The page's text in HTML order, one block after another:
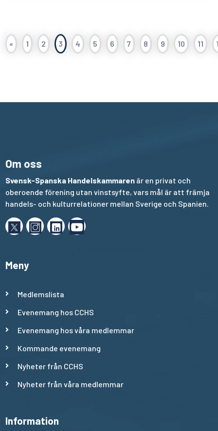
« 1 2 3 4 5 6 7 8 9 10 11
Om oss
Svensk-Spanska Handelskammaren är en privat och
oberoende förening utan vinstsyfte, vars mål är att främja
handels- och kulturrelationer mellan Sverige och Spanien.
Meny
Medlemslista
Evenemang hos CCHS
Evenemang hos våra medlemmar
Kommande evenemang
Nyheter från CCHS
Nyheter från våra medlemmar
Information